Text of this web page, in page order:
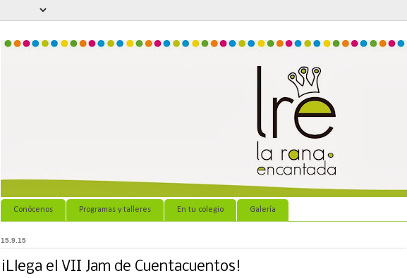
Conócenos Programas y talleres En tu colegio Galería
15.9.15
¡Llega el VII Jam de Cuentacuentos!